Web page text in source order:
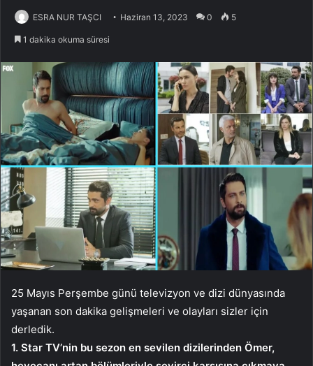
ESRA NUR TAŞCI Haziran 13, 2023 0 5
1 dakika okuma süresi
25 Mayıs Perşembe günü televizyon ve dizi dünyasında
yaşanan son dakika gelişmeleri ve olayları sizler için
derledik.
1. Star TV’nin bu sezon en sevilen dizilerinden Ömer,